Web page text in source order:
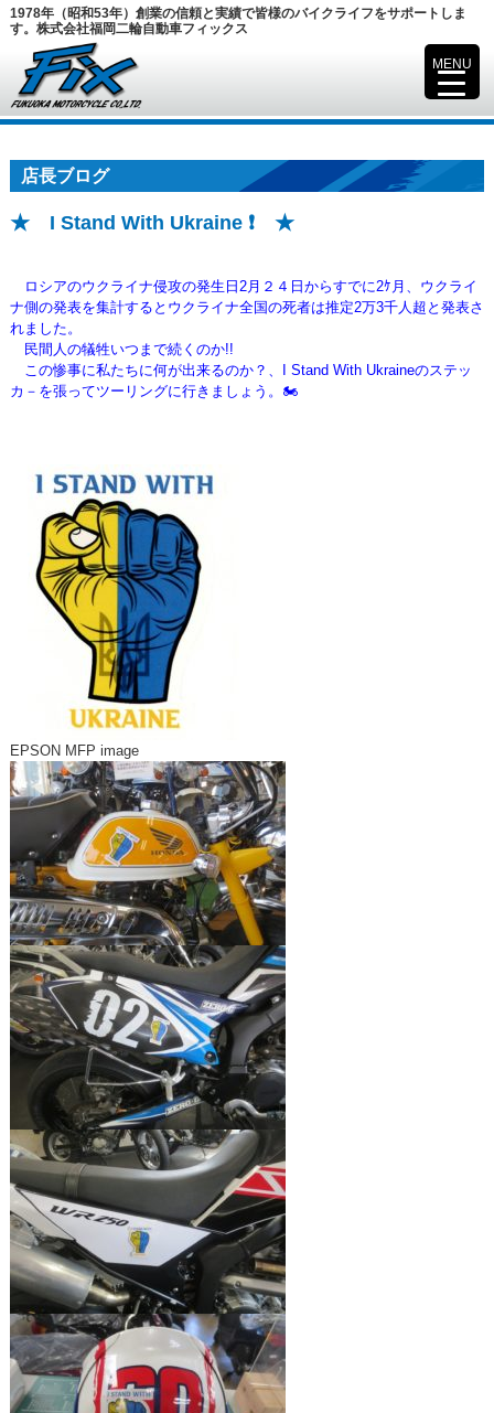
1978年（昭和53年）創業の信頼と実績で皆様のバイクライフをサポートしま
す。株式会社福岡二輪自動車フィックス
店長ブログ
★ I Stand With Ukraine ❗ ★
ロシアのウクライナ侵攻の発生日2月２４日からすでに2ｹ月、ウクライ
ナ側の発表を集計するとウクライナ全国の死者は推定2万3千人超と 発表さ
れました。
民間人の犠牲いつまで続くのか!!
この惨事に私たちに何が出来るのか？、I Stand With Ukraineのステッ
カ－を張ってツーリングに行きましょう。🏍️
EPSON MFP image
MENU
▼